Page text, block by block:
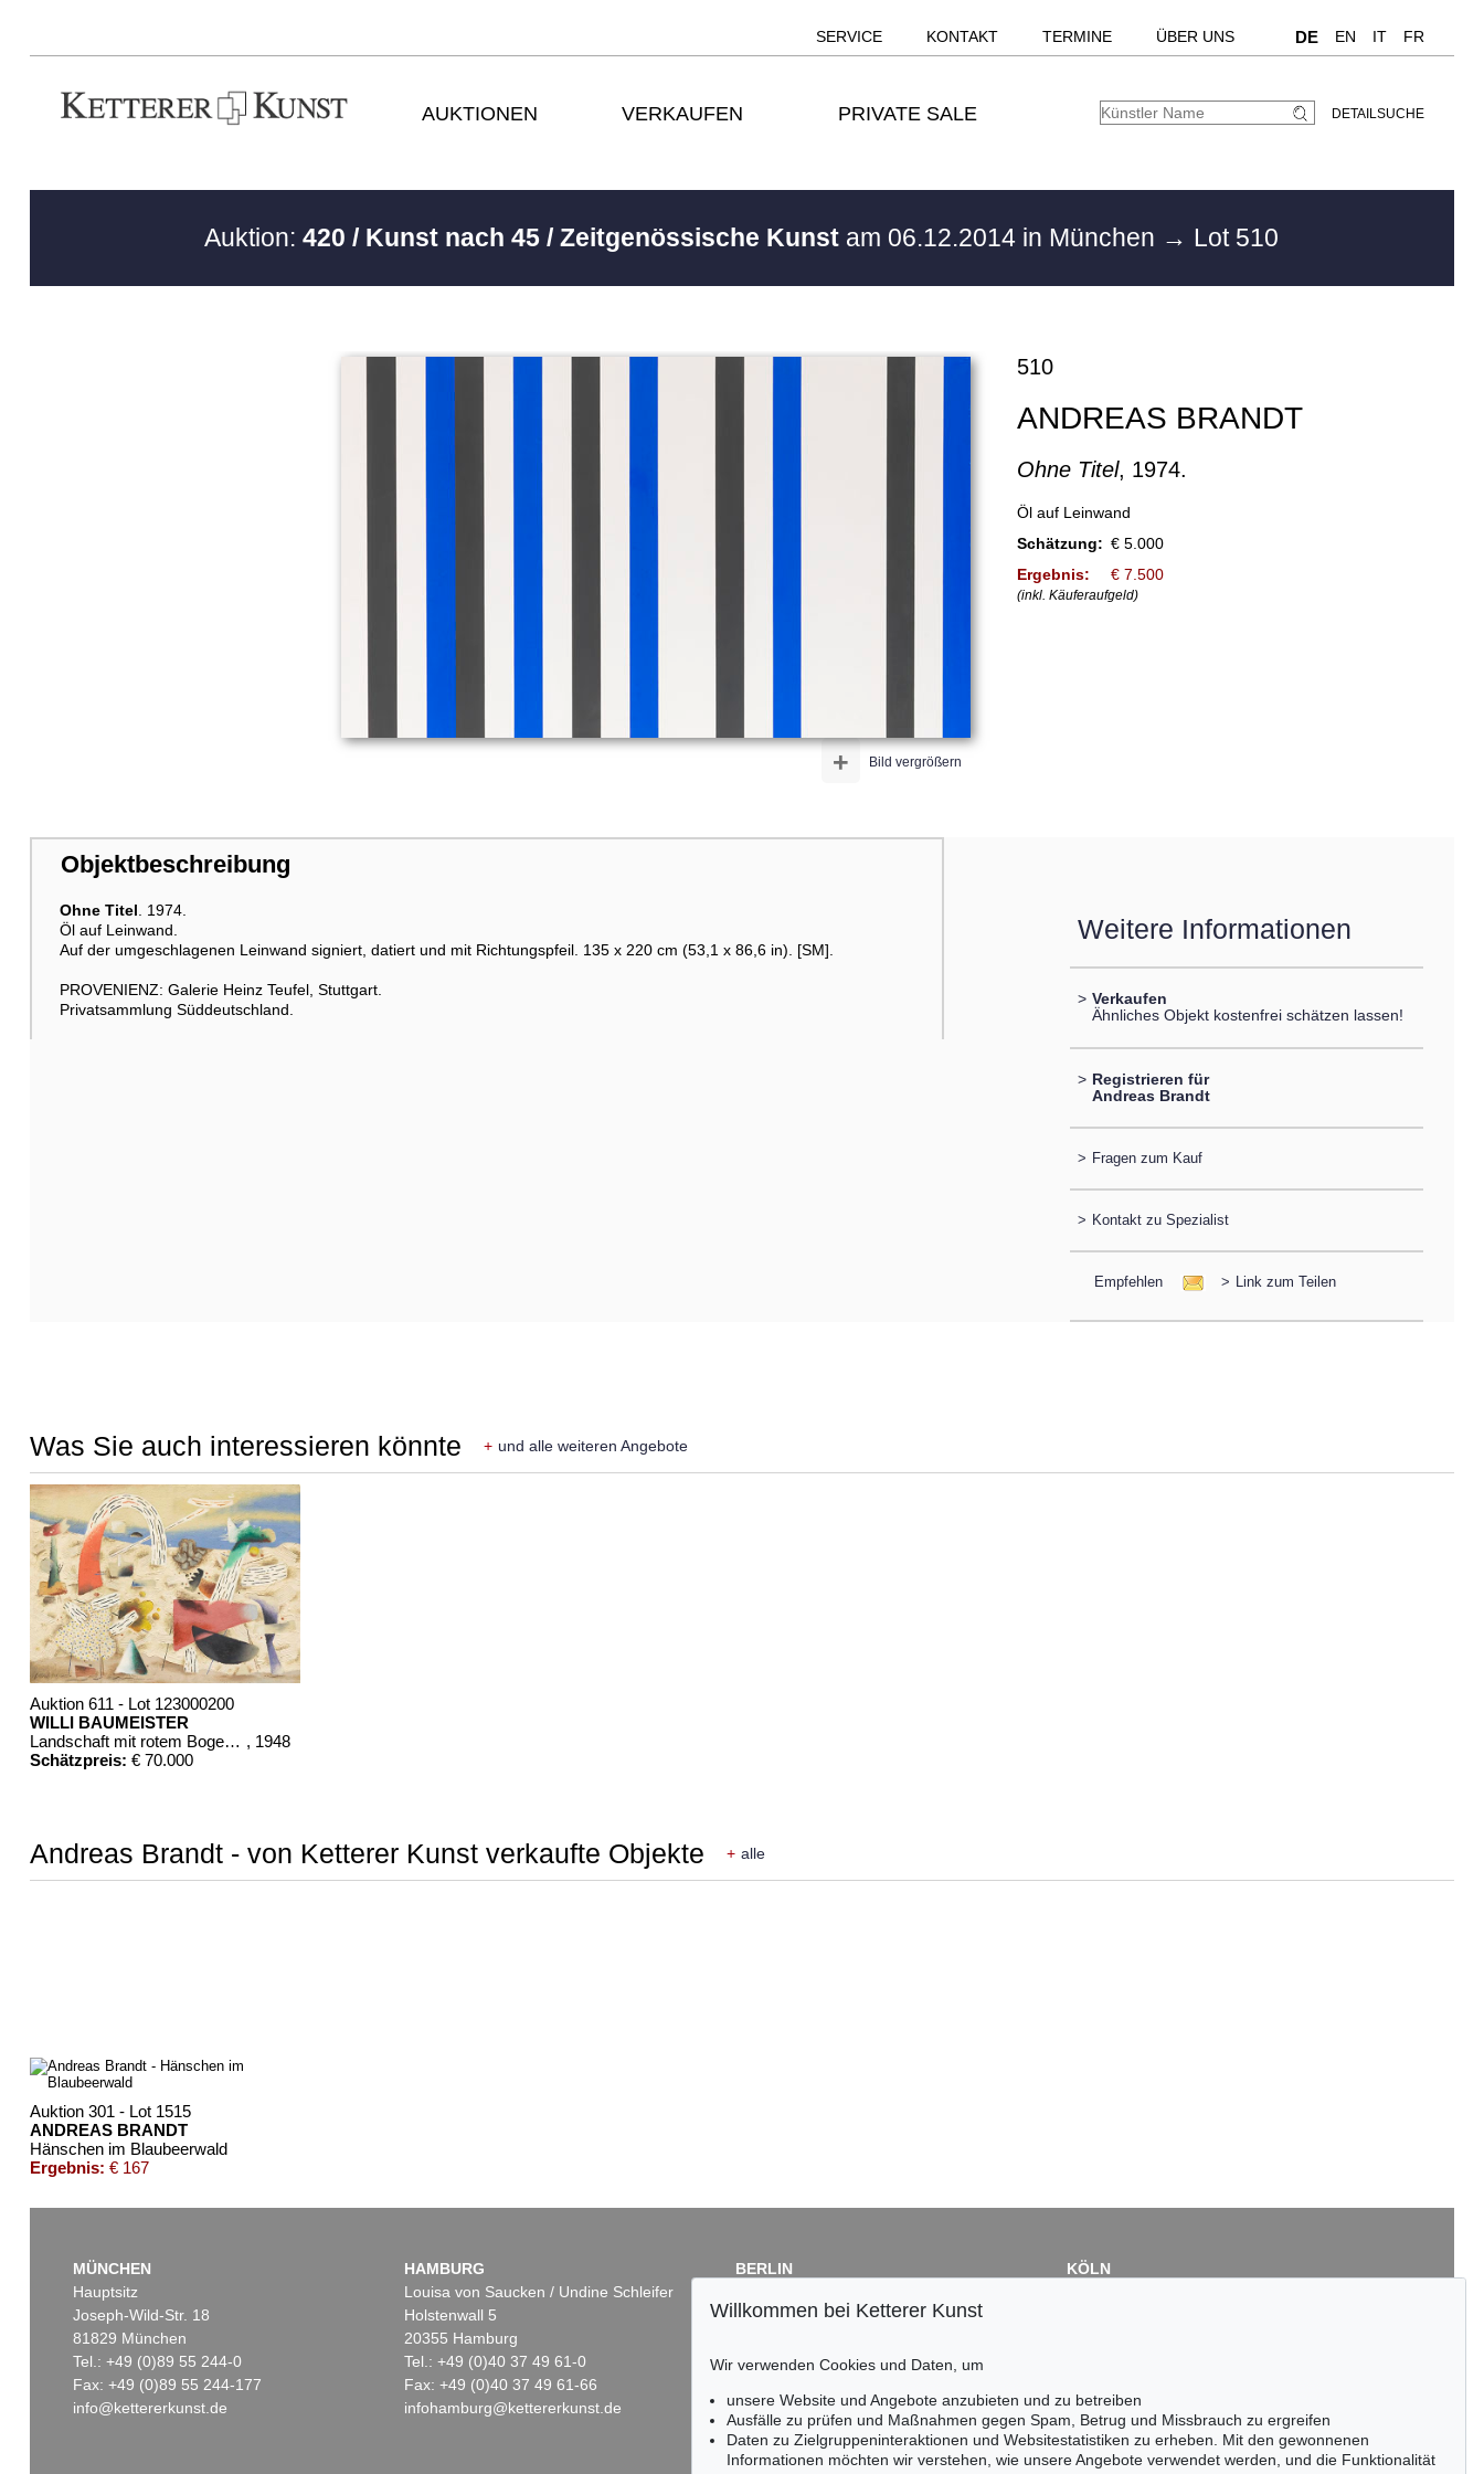
SERVICE KONTAKT TERMINE ÜBER UNS DE EN IT FR
AUKTIONEN VERKAUFEN PRIVATE SALE DETAILSUCHE
Auktion:420 / Kunst nach 45 / Zeitgenössische Kunst am 06.12.2014 in München → Lot 510
Bild vergrößern
+
510
ANDREAS BRANDT
Ohne Titel, 1974.
Öl auf Leinwand
Schätzung: € 5.000
Ergebnis:
€ 7.500
(inkl. Käuferaufgeld)
Objektbeschreibung
Ohne Titel. 1974.
Öl auf Leinwand.
Auf der umgeschlagenen Leinwand signiert, datiert und mit Richtungspfeil. 135 x 220 cm (53,1 x 86,6 in). [SM].
PROVENIENZ: Galerie Heinz Teufel, Stuttgart.
Privatsammlung Süddeutschland.
Weitere Informationen
> Verkaufen
Ähnliches Objekt kostenfrei schätzen lassen!
> Registrieren für
Andreas Brandt
> Fragen zum Kauf
> Kontakt zu Spezialist
Empfehlen > Link zum Teilen
Was Sie auch interessieren könnte + und alle weiteren Angebote
Auktion 611 - Lot 123000200
WILLI BAUMEISTER
Landschaft mit rotem Bogen (Sommerfest) , 1948
Schätzpreis: € 70.000
Andreas Brandt - von Ketterer Kunst verkaufte Objekte + alle
Auktion 301 - Lot 1515
ANDREAS BRANDT
Hänschen im Blaubeerwald
Ergebnis: € 167
MÜNCHEN
Hauptsitz
Joseph-Wild-Str. 18
81829 München
Tel.: +49 (0)89 55 244-0
Fax: +49 (0)89 55 244-177
info@kettererkunst.de
HAMBURG
Louisa von Saucken / Undine Schleifer
Holstenwall 5
20355 Hamburg
Tel.: +49 (0)40 37 49 61-0
Fax: +49 (0)40 37 49 61-66
infohamburg@kettererkunst.de
BERLIN
Fasanenstr. 70
Tel.: +49 (0)30 88 67 53-63
infoberlin@kettererkunst.de
KÖLN
Willkommen bei Ketterer Kunst
Wir verwenden Cookies und Daten, um
unsere Website und Angebote anzubieten und zu betreiben
Ausfälle zu prüfen und Maßnahmen gegen Spam, Betrug und Missbrauch zu ergreifen
Daten zu Zielgruppeninteraktionen und Websitestatistiken zu erheben. Mit den gewonnenen
Informationen möchten wir verstehen, wie unsere Angebote verwendet werden, und die Funktionalität